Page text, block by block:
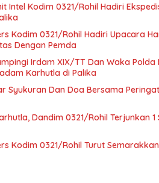
Intel Kodim 0321/Rohil Hadiri
Kodim 0321/Rohil Hadiri Upacara
Dengan Pemda
Irdam XIX/TT Dan Waka Polda
Karhutla di Palika
Syukuran Dan Doa Bersama
Dandim 0321/Rohil Terjunkan 1
Kodim 0321/Rohil Turut Semarakkan